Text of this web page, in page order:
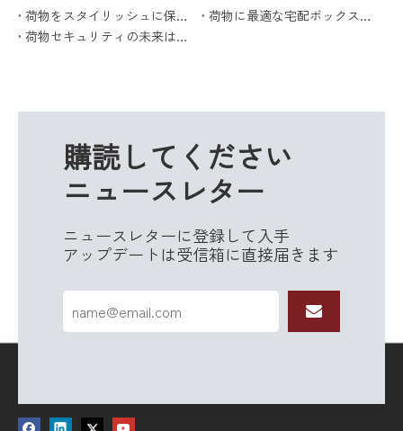
荷物をスタイリッシュに保護: 宅配ボックスの究極ガイド
荷物に最適な宅配ボックスを選ぶための究極のガイド
荷物セキュリティの未来は宅配ボックスで実現します
購読してください
ニュースレター
ニュースレターに登録して入手
アップデートは受信箱に直接届きます